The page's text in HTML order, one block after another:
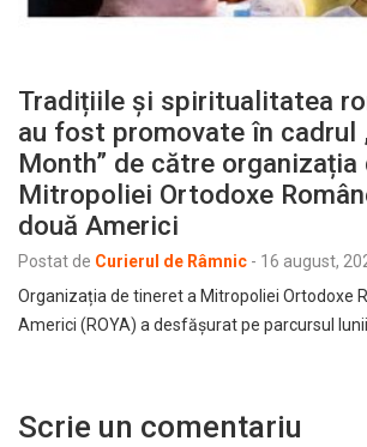
Tradițiile și spiritualitatea
au fost promovate în cadrul
Month” de către
Mitropoliei Ortodoxe
două Americi
Postat de Curierul de Râmnic - 16 august,
Organizația de tineret a Mitropoliei Ortodoxe
Americi (ROYA) a desfășurat pe parcursul
Scrie un comentariu